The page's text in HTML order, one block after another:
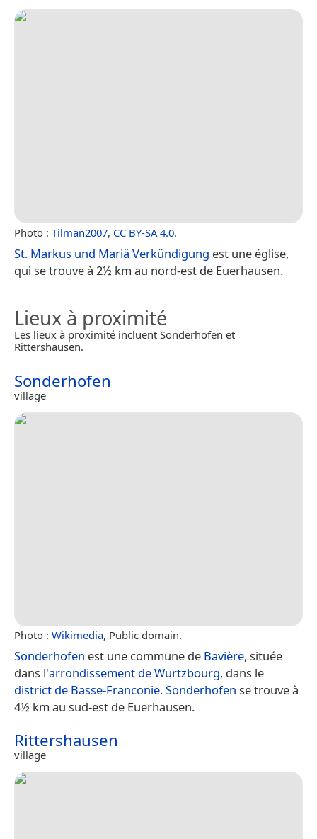
Photo : Tilman2007, CC BY-SA 4.0.
St. Markus und Mariä Verkündigung est une église,
qui se trouve à 2½ km au nord-est de Euerhausen.
Lieux à proximité
Les lieux à proximité incluent Sonderhofen et
Rittershausen.
Sonderhofen
village
Photo : Wikimedia, Public domain.
Sonderhofen est une commune de Bavière, située
dans l'arrondissement de Wurtzbourg, dans le
district de Basse-Franconie.Sonderhofen se trouve à
4½ km au sud-est de Euerhausen.
Rittershausen
village